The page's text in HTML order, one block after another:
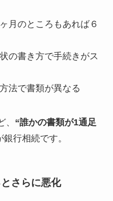
月のところもあれば６
の書き方で手続きがス
法で書類が異なる
“誰かの書類が1通足
銀行相続です。
さらに悪化